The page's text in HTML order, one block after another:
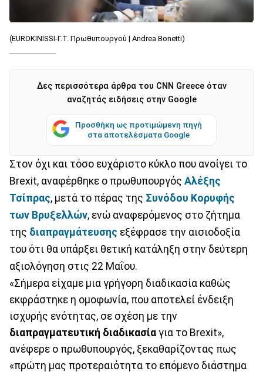
(EUROKINISSI-Γ.Τ. Πρωθυπουργού | Andrea Bonetti)
Δες περισσότερα άρθρα του CNN Greece όταν
αναζητάς ειδήσεις στην Google
Προσθήκη ως προτιμώμενη πηγή
στα αποτελέσματα Google
Στον όχι και τόσο ευχάριστο κύκλο που ανοίγει το
Brexit, αναφέρθηκε ο πρωθυπουργός Αλέξης
Τσίπρας, μετά το πέρας της Συνόδου Κορυφής
των Βρυξελλών, ενώ αναφερόμενος στο ζήτημα
της διαπραγμάτευσης εξέφρασε την αισιοδοξία
του ότι θα υπάρξει θετική κατάληξη στην δεύτερη
αξιολόγηση στις 22 Μαΐου.
«Σήμερα είχαμε μια γρήγορη διαδικασία καθώς
εκφράστηκε η ομοφωνία, που αποτελεί ένδειξη
ισχυρής ενότητας, σε σχέση με την
διαπραγματευτική διαδικασία για το Brexit»,
ανέφερε ο πρωθυπουργός, ξεκαθαρίζοντας πως
«πρώτη μας προτεραιότητα το επόμενο διάστημα